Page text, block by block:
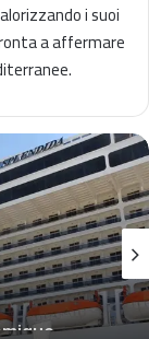
i suoi
a affermare